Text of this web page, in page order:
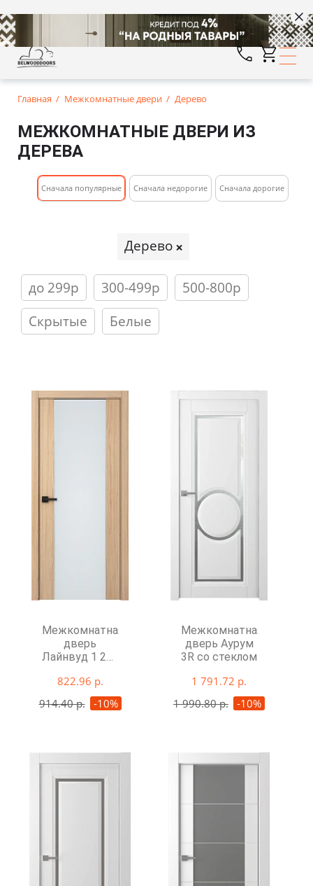
Главная Межкомнатные двери Дерево
МЕЖКОМНАТНЫЕ ДВЕРИ ИЗ
ДЕРЕВА
Cначала популярные Сначала недорогие Cначала дорогие
Дерево
до 299р 300-499р
500-800р
Скрытые
Белые
Межкомнатная
дверь
Лайнвуд 1 202
822.96 р.
914.40 р.
-10%
Межкомнатная
дверь Аурум
3R со стеклом
1 791.72 р.
1 990.80 р. -10%